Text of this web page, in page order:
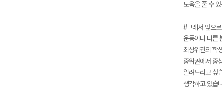
도움을 줄 수
#그래서 앞으
운동이나 다른
최상위권의 학
중위권에서 중
알려드리고 싶
생각하고 있습